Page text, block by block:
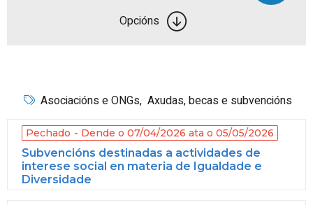
Opcións
Asociacións e ONGs, Axudas, becas e subvencións
Pechado Dende o 07/04/2026 ata o 05/05/2026
Subvencións destinadas a actividades de
interese social en materia de Igualdade e
Diversidade